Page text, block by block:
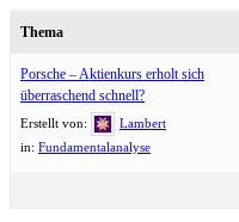
Thema
Porsche – Aktienkurs erholt sich
überraschend schnell?
Erstellt von:
Lambert
in: Fundamentalanalyse